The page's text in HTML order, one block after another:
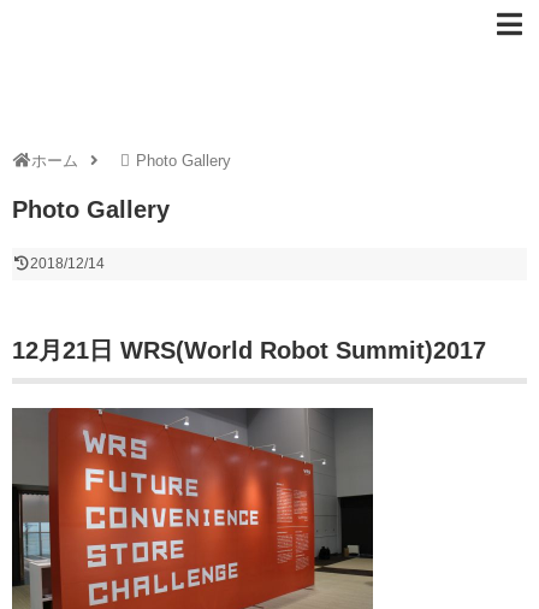
ホーム Photo Gallery
Photo Gallery
2018/12/14
12月21日 WRS(World Robot Summit)2017